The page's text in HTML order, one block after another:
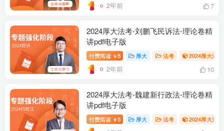
2年前 7
2024厚大法考-刘鹏飞民诉法-理论卷精
讲pdf电子版
付费阅读 ￥5 厚大 法考 2024厚大法
2年前 10
2024厚大法考-魏建新行政法-理论卷精
讲pdf电子版
付费阅读 ￥5 厚大 法考 2024厚大法